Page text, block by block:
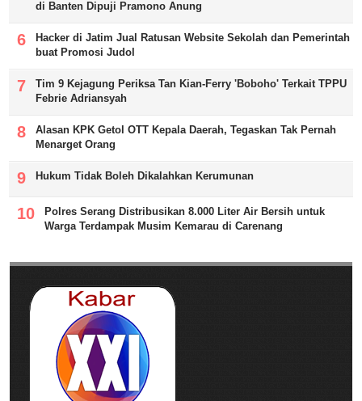
di Banten Dipuji Pramono Anung
Hacker di Jatim Jual Ratusan Website Sekolah dan Pemerintah
buat Promosi Judol
Tim 9 Kejagung Periksa Tan Kian-Ferry 'Boboho' Terkait TPPU
Febrie Adriansyah
Alasan KPK Getol OTT Kepala Daerah, Tegaskan Tak Pernah
Menarget Orang
Hukum Tidak Boleh Dikalahkan Kerumunan
Polres Serang Distribusikan 8.000 Liter Air Bersih untuk
Warga Terdampak Musim Kemarau di Carenang